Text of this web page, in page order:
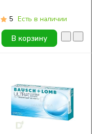
5 Есть в наличии
В корзину